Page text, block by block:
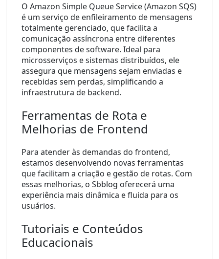
O Amazon Simple Queue Service (Amazon SQS)
é um serviço de enfileiramento de mensagens
totalmente gerenciado, que facilita a
comunicação assíncrona entre diferentes
componentes de software. Ideal para
microsserviços e sistemas distribuídos, ele
assegura que mensagens sejam enviadas e
recebidas sem perdas, simplificando a
infraestrutura de backend.
Ferramentas de Rota e
Melhorias de Frontend
Para atender às demandas do frontend,
estamos desenvolvendo novas ferramentas
que facilitam a criação e gestão de rotas. Com
essas melhorias, o Sbblog oferecerá uma
experiência mais dinâmica e fluida para os
usuários.
Tutoriais e Conteúdos
Educacionais